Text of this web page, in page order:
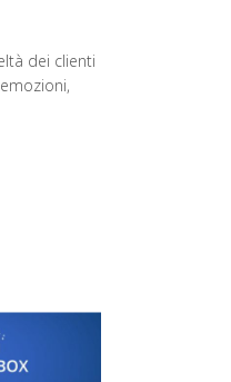
dei clienti